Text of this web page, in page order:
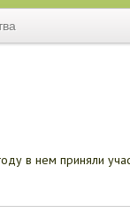
в нем приняли